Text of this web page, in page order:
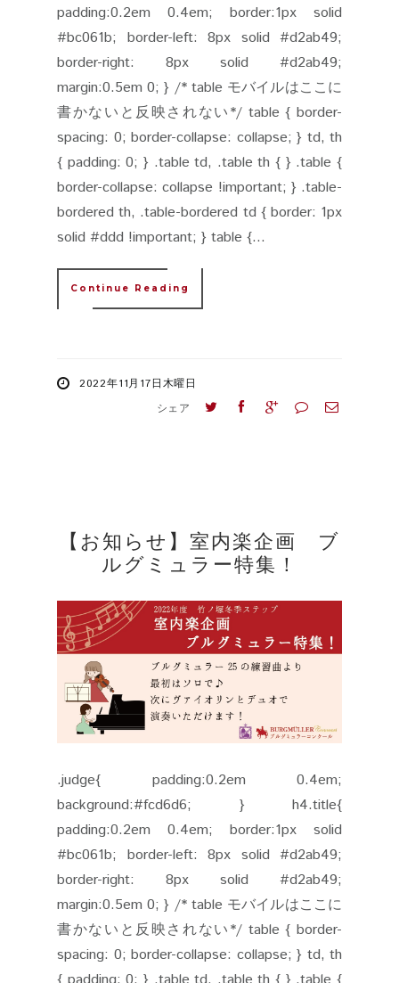
padding:0.2em 0.4em; border:1px solid
#bc061b; border-left: 8px solid #d2ab49;
border-right: 8px solid #d2ab49;
margin:0.5em 0; } /* table モバイルはここに
書かないと反映されない*/ table { border-
spacing: 0; border-collapse: collapse; } td, th
{ padding: 0; } .table td, .table th { } .table {
border-collapse: collapse !important; } .table-
bordered th, .table-bordered td { border: 1px
solid #ddd !important; } table {...
Continue Reading
2022年11月17日木曜日
シェア
【お知らせ】室内楽企画 ブ
ルグミュラー特集！
.judge{ padding:0.2em 0.4em;
background:#fcd6d6; } h4.title{
padding:0.2em 0.4em; border:1px solid
#bc061b; border-left: 8px solid #d2ab49;
border-right: 8px solid #d2ab49;
margin:0.5em 0; } /* table モバイルはここに
書かないと反映されない*/ table { border-
spacing: 0; border-collapse: collapse; } td, th